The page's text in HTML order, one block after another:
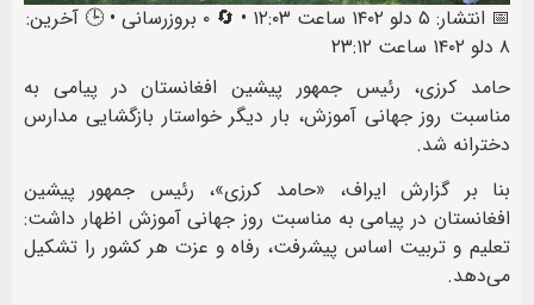
📅 انتشار: ۵ دلو ۱۴۰۲ ساعت ۱۲:۰۳ • 🔄 ۰ بروزرسانی • 🕒 آخرین:
۸ دلو ۱۴۰۲ ساعت ۲۳:۱۲
حامد کرزی، رئیس جمهور پیشین افغانستان در پیامی به
مناسبت روز جهانی آموزش، بار دیگر خواستار بازگشایی مدارس
دخترانه شد.
بنا بر گزارش ایراف، «حامد کرزی»، رئیس جمهور پیشین
افغانستان در پیامی به مناسبت روز جهانی آموزش اظهار داشت:
تعلیم و تربیت اساس پیشرفت، رفاه و عزت هر کشور را تشکیل
می‌دهد.